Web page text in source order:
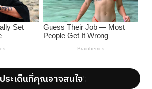
ประเด็นที่คุณอาจสนใจ';